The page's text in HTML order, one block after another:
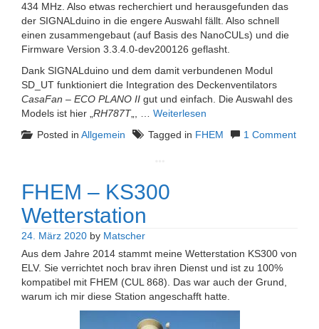
434 MHz. Also etwas recherchiert und herausgefunden das
der SIGNALduino in die engere Auswahl fällt. Also schnell
einen zusammengebaut (auf Basis des NanoCULs) und die
Firmware Version 3.3.4.0-dev200126 geflasht.
Dank SIGNALduino und dem damit verbundenen Modul
SD_UT funktioniert die Integration des Deckenventilators
CasaFan – ECO PLANO II gut und einfach. Die Auswahl des
Models ist hier „RH787T„, … Weiterlesen
Posted in Allgemein Tagged in FHEM 1 Comment
FHEM – KS300
Wetterstation
24. März 2020 by Matscher
Aus dem Jahre 2014 stammt meine Wetterstation KS300 von
ELV. Sie verrichtet noch brav ihren Dienst und ist zu 100%
kompatibel mit FHEM (CUL 868). Das war auch der Grund,
warum ich mir diese Station angeschafft hatte.